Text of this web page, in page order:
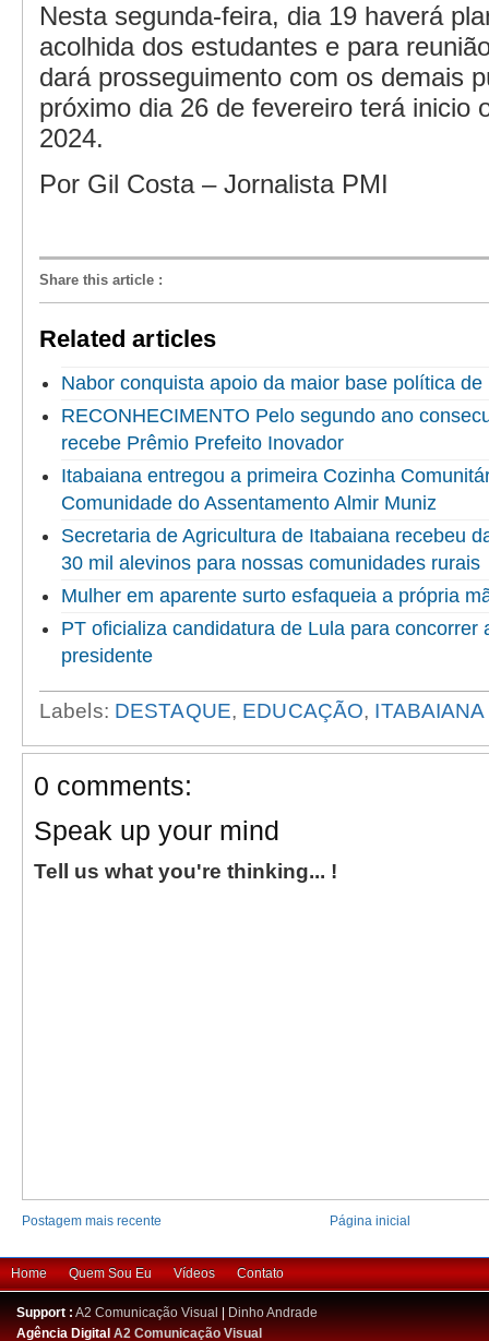
Nesta segunda-feira, dia 19 haverá
acolhida dos estudantes e para
dará prosseguimento com os demais
próximo dia 26 de fevereiro terá inicio
2024.
Por Gil Costa – Jornalista PMI
Share this article :
Related articles
Nabor conquista apoio da maior base política de
RECONHECIMENTO Pelo segundo ano
recebe Prêmio Prefeito Inovador
Itabaiana entregou a primeira Cozinha
Comunidade do Assentamento Almir Muniz
Secretaria de Agricultura de Itabaiana recebeu
30 mil alevinos para nossas comunidades rurais
Mulher em aparente surto esfaqueia a própria
PT oficializa candidatura de Lula para concorrer
presidente
Labels: DESTAQUE, EDUCAÇÃO, ITABAIANA
0 comments:
Speak up your mind
Tell us what you're thinking... !
Postagem mais recente Página inicial
Home Quem Sou Eu Vídeos Contato
Support : A2 Comunicação Visual
Dinho Andrade
Agência DigitalA2 Comunicação Visual